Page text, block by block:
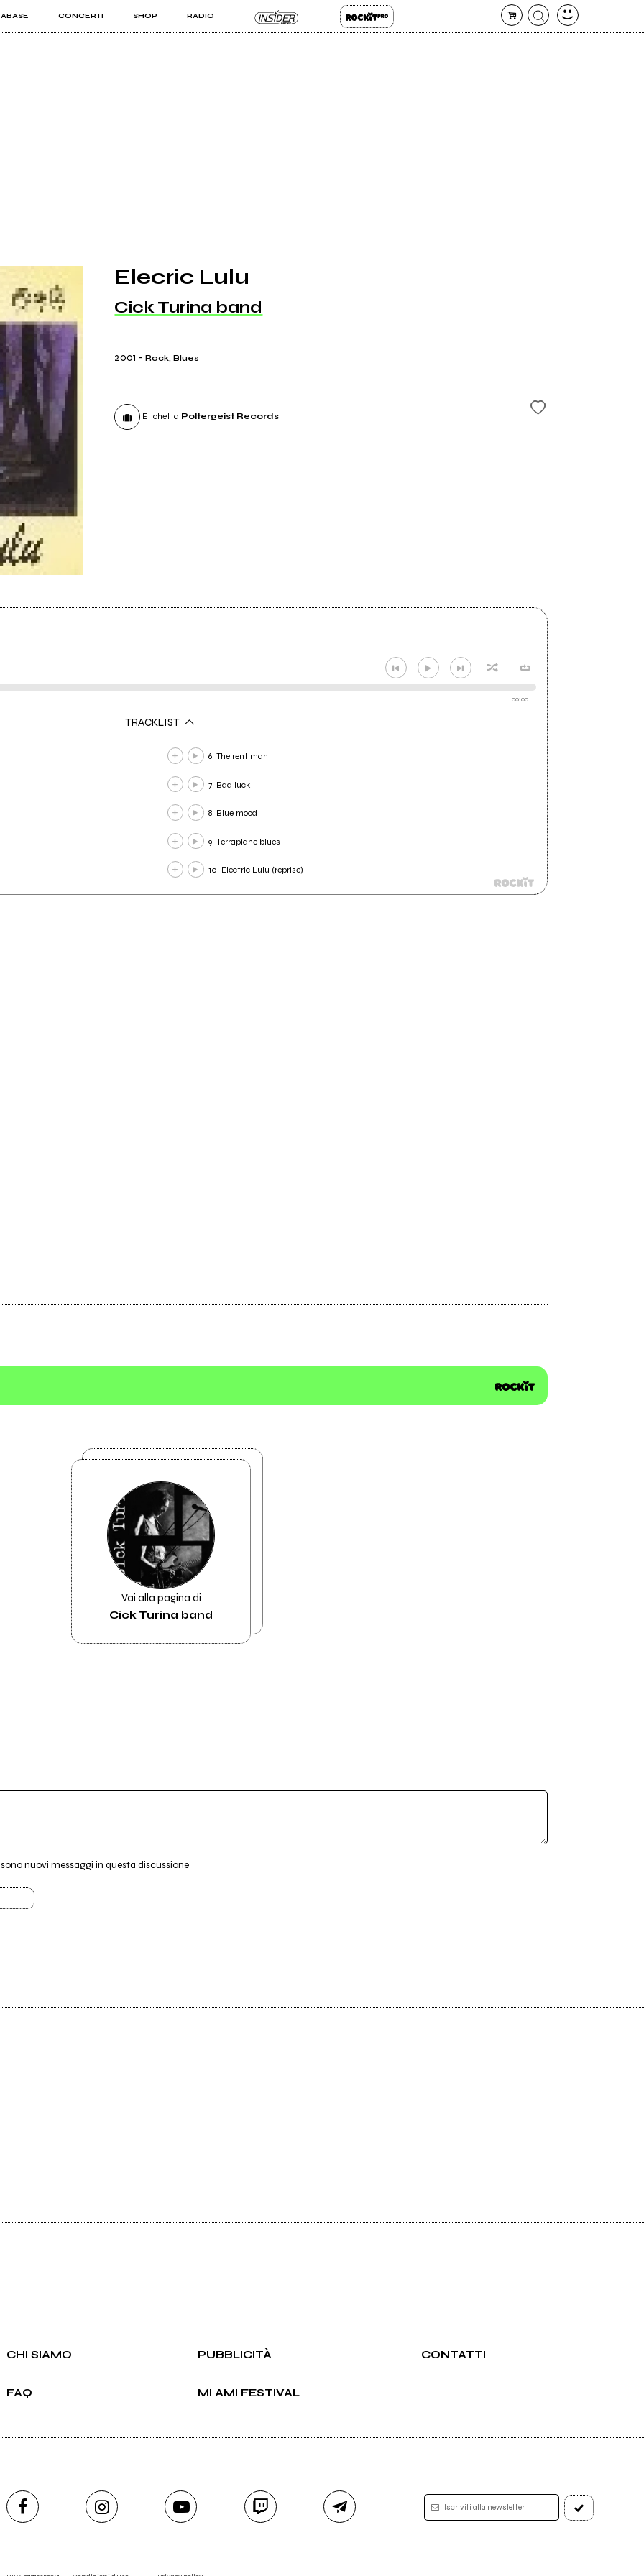
CONCERTI SHOP RADIO
PRO
Elecric Lulu
Cick Turina band
2001 -Rock, Blues
Etichetta Poltergeist Records
00:00
TRACKLIST
6. The rent man
7. Bad luck
8. Blue mood
9. Terraplane blues
10. Electric Lulu (reprise)
Vai alla pagina di
Cick Turina band
nuovi messaggi in questa discussione
CHI SIAMO PUBBLICITÀ CONTATTI
FAQ MI AMI FESTIVAL
Iscriviti alla newsletter